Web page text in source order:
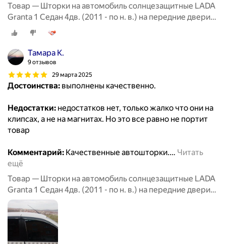
Товар — Шторки на автомобиль солнцезащитные LADA
Granta 1 Седан 4дв. (2011 - по н. в.) на передние двери
5%, сетки от солнца в машину лада гранта, Каркасные
автошторки Premium
Тамара К.
9 отзывов
29 марта 2025
Достоинства: выполнены качественно.
Недостатки: недостатков нет, только жалко что они на
клипсах, а не на магнитах. Но это все равно не портит
товар
Комментарий: Качественные автошторки.… Читать
ещё
Товар — Шторки на автомобиль солнцезащитные LADA
Granta 1 Седан 4дв. (2011 - по н. в.) на передние двери
5%, сетки от солнца в машину лада гранта, Каркасные
автошторки Premium